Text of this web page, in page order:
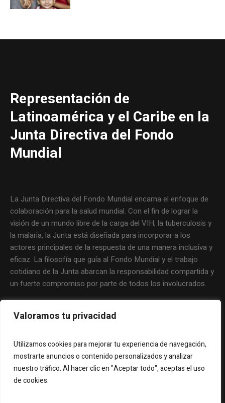
Valoramos tu privacidad
Utilizamos cookies para mejorar tu experiencia de navegación,
mostrarte anuncios o contenido personalizados y analizar
nuestro tráfico. Al hacer clic en "Aceptar todo", aceptas el uso
de cookies.
Representación de
Latinoamérica y el Caribe en la
Junta Directiva del Fondo
Mundial
La Junta Directiva del Fondo Mundial encarna el enfoque de
colaboración para la salud mundial. Con el fin de lograr la
visión de un mundo libre de la carga del VIH, la tuberculosis y
la malaria, la Junta está diseñada para incorporar a los
actores principales de la respuesta de una manera inclusiva y
eficaz. La filosofía que guía al Fondo Mundial y el trabajo
cotidiano de la Junta abarcan la responsabilidad compartida y
un fuerte compromiso por parte de todos los involucrados.